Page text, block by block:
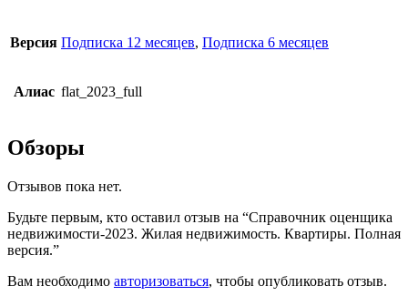
Версия Подписка 12 месяцев, Подписка 6 месяцев
Алиас flat_2023_full
Обзоры
Отзывов пока нет.
Будьте первым, кто оставил отзыв на “Справочник оценщика
недвижимости-2023. Жилая недвижимость. Квартиры. Полная
версия.”
Вам необходимо авторизоваться, чтобы опубликовать отзыв.